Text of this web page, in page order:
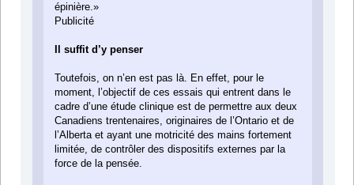
épinière.»
Publicité
Il suffit d’y penser
Toutefois, on n’en est pas là. En effet, pour le
moment, l’objectif de ces essais qui entrent dans le
cadre d’une étude clinique est de permettre aux deux
Canadiens trentenaires, originaires de l’Ontario et de
l’Alberta et ayant une motricité des mains fortement
limitée, de contrôler des dispositifs externes par la
force de la pensée.